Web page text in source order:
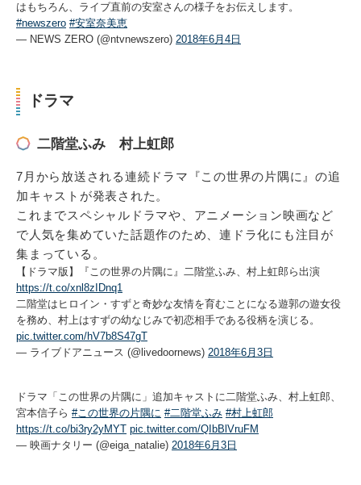
はもちろん、ライブ直前の安室さんの様子をお伝えします。
#newszero #安室奈美恵
— NEWS ZERO (@ntvnewszero) 2018年6月4日
ドラマ
二階堂ふみ 村上虹郎
7月から放送される連続ドラマ『この世界の片隅に』の追
加キャストが発表された。
これまでスペシャルドラマや、アニメーション映画など
で人気を集めていた話題作のため、連ドラ化にも注目が
集まっている。
【ドラマ版】『この世界の片隅に』二階堂ふみ、村上虹郎ら出演
https://t.co/xnl8zIDnq1
二階堂はヒロイン・すずと奇妙な友情を育むことになる遊郭の遊女役
を務め、村上はすずの幼なじみで初恋相手である役柄を演じる。
pic.twitter.com/hV7b8S47gT
— ライブドアニュース (@livedoornews) 2018年6月3日
ドラマ「この世界の片隅に」追加キャストに二階堂ふみ、村上虹郎、
宮本信子ら #この世界の片隅に #二階堂ふみ #村上虹郎
https://t.co/bi3ry2yMYT pic.twitter.com/QIbBlVruFM
— 映画ナタリー (@eiga_natalie) 2018年6月3日